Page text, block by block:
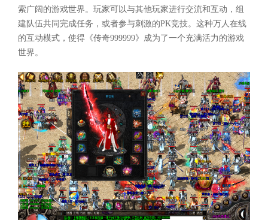
索广阔的游戏世界。玩家可以与其他玩家进行交流和互动，组
建队伍共同完成任务，或者参与刺激的PK竞技。这种万人在线
的互动模式，使得《传奇999999》成为了一个充满活力的游戏
世界。